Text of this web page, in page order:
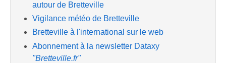
autour de Bretteville
Vigilance météo de Bretteville
Bretteville à l'international sur le web
Abonnement à la newsletter Dataxy
"Bretteville.fr"